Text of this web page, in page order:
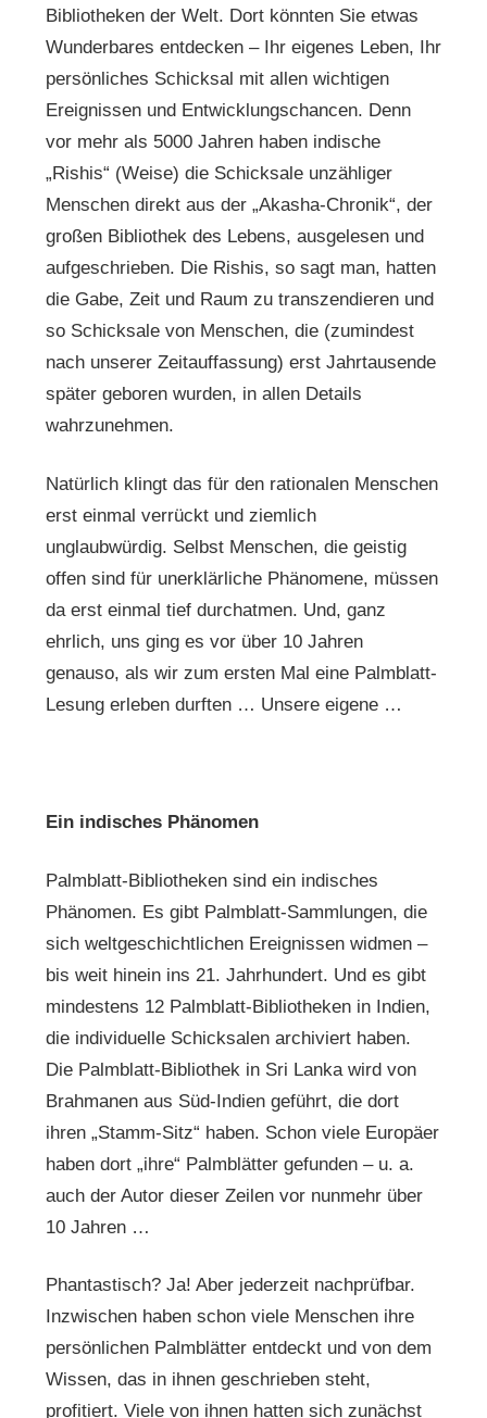
Bibliotheken der Welt. Dort könnten Sie etwas
Wunderbares entdecken – Ihr eigenes Leben, Ihr
persönliches Schicksal mit allen wichtigen
Ereignissen und Entwicklungschancen. Denn
vor mehr als 5000 Jahren haben indische
„Rishis“ (Weise) die Schicksale unzähliger
Menschen direkt aus der „Akasha-Chronik“, der
großen Bibliothek des Lebens, ausgelesen und
aufgeschrieben. Die Rishis, so sagt man, hatten
die Gabe, Zeit und Raum zu transzendieren und
so Schicksale von Menschen, die (zumindest
nach unserer Zeitauffassung) erst Jahrtausende
später geboren wurden, in allen Details
wahrzunehmen.
Natürlich klingt das für den rationalen Menschen
erst einmal verrückt und ziemlich
unglaubwürdig. Selbst Menschen, die geistig
offen sind für unerklärliche Phänomene, müssen
da erst einmal tief durchatmen. Und, ganz
ehrlich, uns ging es vor über 10 Jahren
genauso, als wir zum ersten Mal eine Palmblatt-
Lesung erleben durften … Unsere eigene …
Ein indisches Phänomen
Palmblatt-Bibliotheken sind ein indisches
Phänomen. Es gibt Palmblatt-Sammlungen, die
sich weltgeschichtlichen Ereignissen widmen –
bis weit hinein ins 21. Jahrhundert. Und es gibt
mindestens 12 Palmblatt-Bibliotheken in Indien,
die individuelle Schicksalen archiviert haben.
Die Palmblatt-Bibliothek in Sri Lanka wird von
Brahmanen aus Süd-Indien geführt, die dort
ihren „Stamm-Sitz“ haben. Schon viele Europäer
haben dort „ihre“ Palmblätter gefunden – u. a.
auch der Autor dieser Zeilen vor nunmehr über
10 Jahren …
Phantastisch? Ja! Aber jederzeit nachprüfbar.
Inzwischen haben schon viele Menschen ihre
persönlichen Palmblätter entdeckt und von dem
Wissen, das in ihnen geschrieben steht,
profitiert. Viele von ihnen hatten sich zunächst